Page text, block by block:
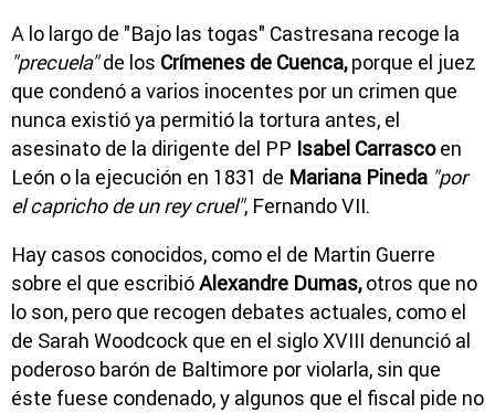
A lo largo de "Bajo las togas" Castresana recoge la
"precuela"de los Crímenes de Cuenca,porque el juez
que condenó a varios inocentes por un crimen que
nunca existió ya permitió la tortura antes, el
asesinato de la dirigente del PP Isabel Carrascoen
León o la ejecución en 1831 de Mariana Pineda "por
el capricho de un rey cruel", Fernando VII.
Hay casos conocidos, como el de Martin Guerre
sobre el que escribióAlexandre Dumas,otros que no
lo son, pero que recogen debates actuales, como el
de Sarah Woodcock que en el siglo XVIII denunció al
poderoso barón de Baltimore por violarla, sin que
éste fuese condenado, y algunos que el fiscal pide no